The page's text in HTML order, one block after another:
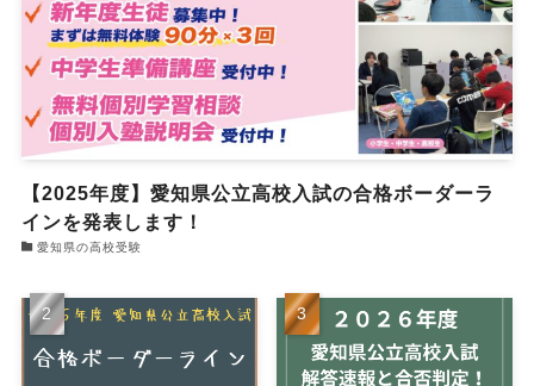
【2025年度】愛知県公立高校入試の合格ボーダーラ
インを発表します！
愛知県の高校受験